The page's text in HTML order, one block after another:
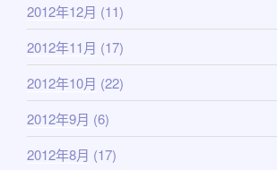
2012年12月 (11)
2012年11月 (17)
2012年10月 (22)
2012年9月 (6)
2012年8月 (17)